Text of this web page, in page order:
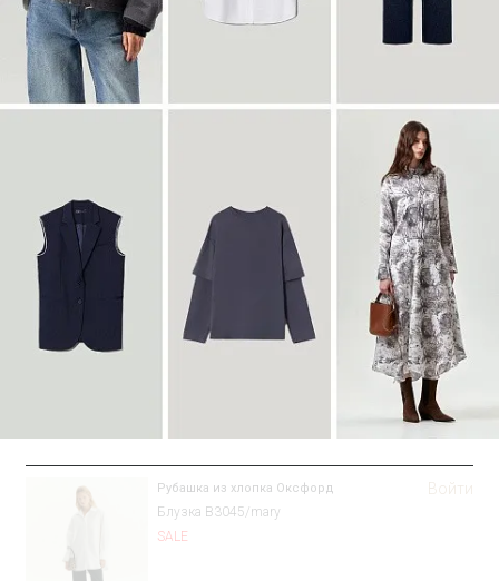
Войти
Рубашка из хлопка Оксфорд
Блузка B3045/mary
SALE
Войти